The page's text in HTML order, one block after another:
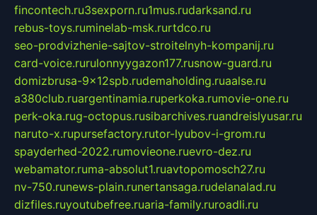
fincontech.ru3sexporn.ru1mus.rudarksand.ru
rebus-toys.ruminelab-msk.rurtdco.ru
seo-prodvizhenie-sajtov-stroitelnyh-kompanij.ru
card-voice.rurulonnyygazon177.rusnow-guard.ru
domizbrusa-9x12spb.rudemaholding.ruaalse.ru
a380club.ruargentinamia.ruperkoka.rumovie-one.ru
perk-oka.rug-octopus.rusibarchives.ruandreislyusar.ru
naruto-x.rupursefactory.rutor-lyubov-i-grom.ru
spayderhed-2022.rumovieone.ruevro-dez.ru
webamator.ruma-absolut1.ruavtopomosch27.ru
nv-750.runews-plain.runertansaga.rudelanalad.ru
dizfiles.ruyoutubefree.ruaria-family.ruroadli.ru